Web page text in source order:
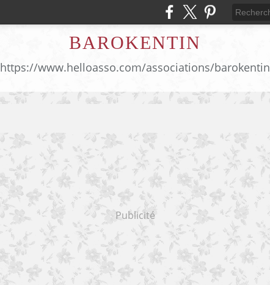
BAROKENTIN
https://www.helloasso.com/associations/barokentin
Publicité